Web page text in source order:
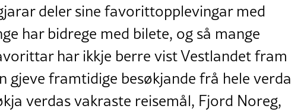
deler sine favorittopplevingar med
har bidrege med bilete, og så mange
har ikkje berre vist Vestlandet fram
gjeve framtidige besøkjande frå hele verda
verdas vakraste reisemål, Fjord Noreg,